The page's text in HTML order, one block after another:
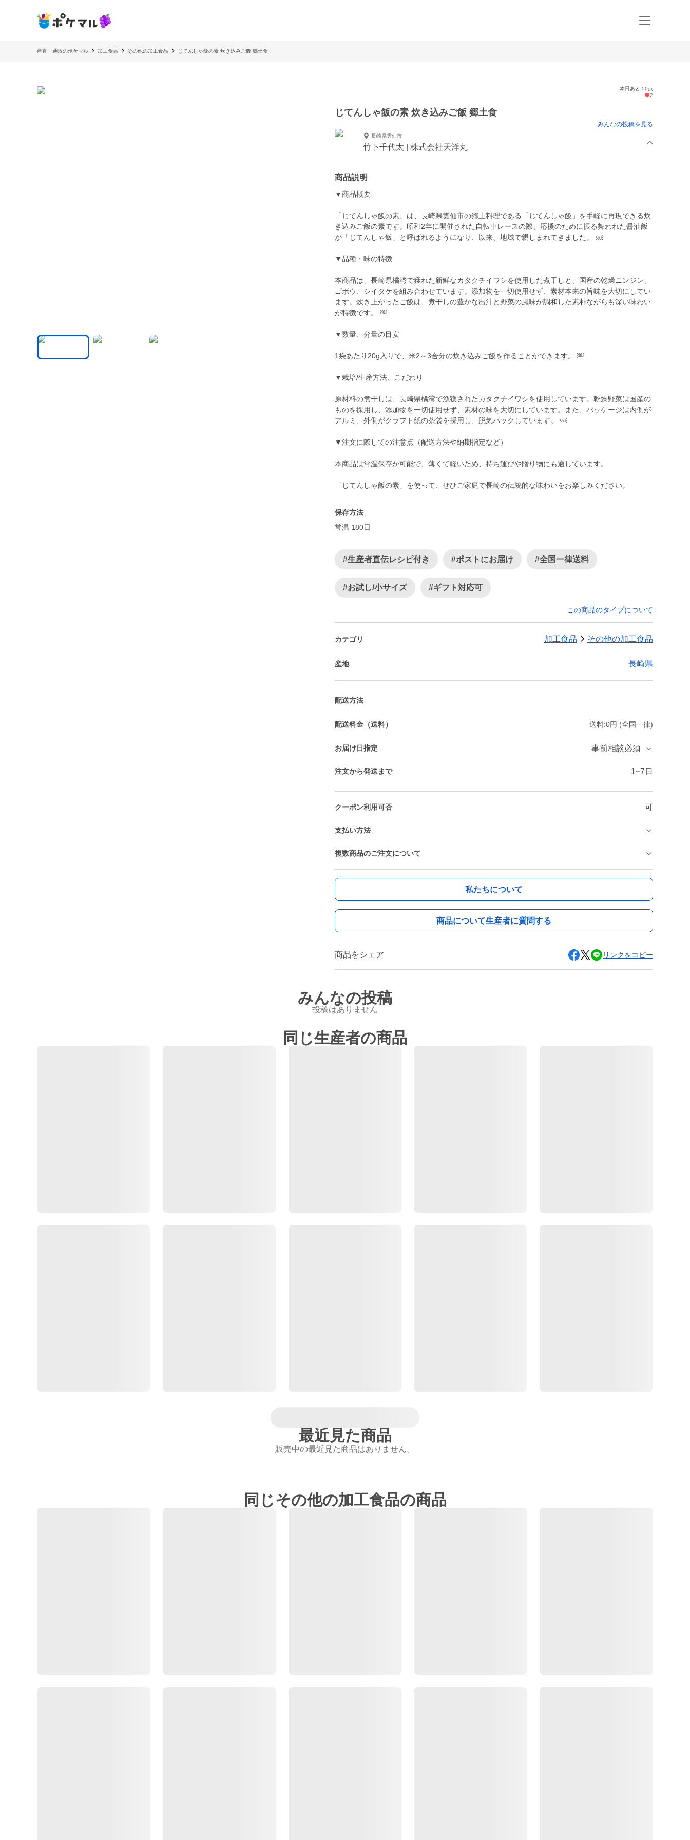
産直・通販のポケマル 加工食品 その他の加工食品 じてんしゃ飯の素 炊き込みご飯 郷土食
本日あと 50点
2
じてんしゃ飯の素 炊き込みご飯 郷土食
みんなの投稿を見る
長崎県雲仙市
竹下千代太 | 株式会社天洋丸
商品説明
▼商品概要
「じてんしゃ飯の素」は、長崎県雲仙市の郷土料理である「じてんしゃ飯」を手軽に再現できる炊
き込みご飯の素です。昭和2年に開催された自転車レースの際、応援のために振る舞われた醤油飯
が「じてんしゃ飯」と呼ばれるようになり、以来、地域で親しまれてきました。 ￼
▼品種・味の特徴
本商品は、長崎県橘湾で獲れた新鮮なカタクチイワシを使用した煮干しと、国産の乾燥ニンジン、
ゴボウ、シイタケを組み合わせています。添加物を一切使用せず、素材本来の旨味を大切にしてい
ます。炊き上がったご飯は、煮干しの豊かな出汁と野菜の風味が調和した素朴ながらも深い味わい
が特徴です。 ￼
▼数量、分量の目安
1袋あたり20g入りで、米2～3合分の炊き込みご飯を作ることができます。 ￼
▼栽培/生産方法、こだわり
原材料の煮干しは、長崎県橘湾で漁獲されたカタクチイワシを使用しています。乾燥野菜は国産の
ものを採用し、添加物を一切使用せず、素材の味を大切にしています。また、パッケージは内側が
アルミ、外側がクラフト紙の茶袋を採用し、脱気パックしています。 ￼
▼注文に際しての注意点（配送方法や納期指定など）
本商品は常温保存が可能で、薄くて軽いため、持ち運びや贈り物にも適しています。
「じてんしゃ飯の素」を使って、ぜひご家庭で長崎の伝統的な味わいをお楽しみください。
保存方法
常温 180日
#生産者直伝レシピ付き #ポストにお届け #全国一律送料
#お試し/小サイズ #ギフト対応可
この商品のタイプについて
カテゴリ 加工食品 その他の加工食品
産地 長崎県
配送方法
配送料金（送料） 送料:0円 (全国一律)
お届け日指定 事前相談必須
注文から発送まで 1~7日
クーポン利用可否 可
支払い方法
複数商品のご注文について
私たちについて
商品について生産者に質問する
商品をシェア リンクをコピー
みんなの投稿
投稿はありません
同じ生産者の商品
最近見た商品
販売中の最近見た商品はありません。
同じその他の加工食品の商品